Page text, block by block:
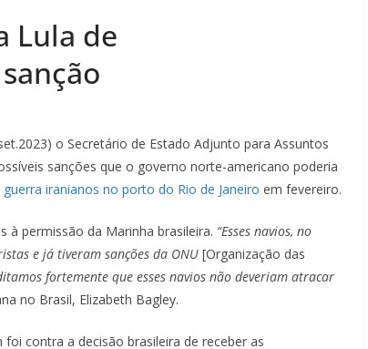
Lula de
o Secretário de Estado Adjunto para Assuntos
sanções que o governo norte-americano poderia
guerra iranianos no porto do Rio de Janeiro em fevereiro.
à permissão da Marinha brasileira. “Esses navios, no
e já tiveram sanções da ONU [Organização das
fortemente que esses navios não deveriam atracar
no Brasil, Elizabeth Bagley.
contra a decisão brasileira de receber as